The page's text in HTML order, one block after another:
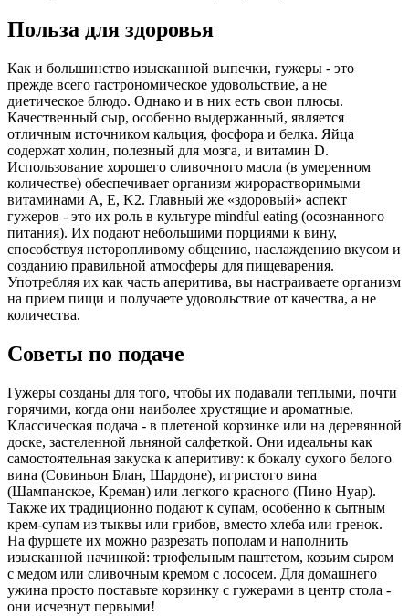
Польза для здоровья
Как и большинство изысканной выпечки, гужеры - это
прежде всего гастрономическое удовольствие, а не
диетическое блюдо. Однако и в них есть свои плюсы.
Качественный сыр, особенно выдержанный, является
отличным источником кальция, фосфора и белка. Яйца
содержат холин, полезный для мозга, и витамин D.
Использование хорошего сливочного масла (в умеренном
количестве) обеспечивает организм жирорастворимыми
витаминами A, E, K2. Главный же «здоровый» аспект
гужеров - это их роль в культуре mindful eating (осознанного
питания). Их подают небольшими порциями к вину,
способствуя неторопливому общению, наслаждению вкусом и
созданию правильной атмосферы для пищеварения.
Употребляя их как часть аперитива, вы настраиваете организм
на прием пищи и получаете удовольствие от качества, а не
количества.
Советы по подаче
Гужеры созданы для того, чтобы их подавали теплыми, почти
горячими, когда они наиболее хрустящие и ароматные.
Классическая подача - в плетеной корзинке или на деревянной
доске, застеленной льняной салфеткой. Они идеальны как
самостоятельная закуска к аперитиву: к бокалу сухого белого
вина (Совиньон Блан, Шардоне), игристого вина
(Шампанское, Креман) или легкого красного (Пино Нуар).
Также их традиционно подают к супам, особенно к сытным
крем-супам из тыквы или грибов, вместо хлеба или гренок.
На фуршете их можно разрезать пополам и наполнить
изысканной начинкой: трюфельным паштетом, козьим сыром
с медом или сливочным кремом с лососем. Для домашнего
ужина просто поставьте корзинку с гужерами в центр стола -
они исчезнут первыми!